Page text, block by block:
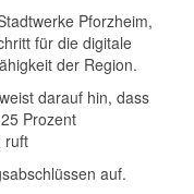
Pforzheim,
für die digitale
der Region.
darauf hin, dass
Prozent
ruft
auf.